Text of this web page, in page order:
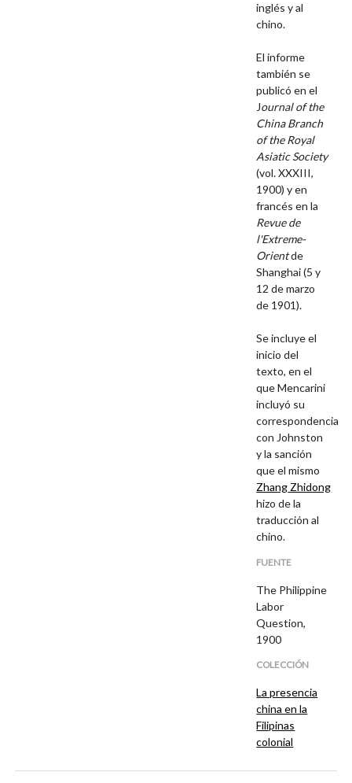
inglés y al
chino.
El informe
también se
publicó en el
Journal of the
China Branch
of the Royal
Asiatic Society
(vol. XXXIII,
1900) y en
francés en la
Revue de
l'Extreme-
Orientde
Shanghai (5 y
12 de marzo
de 1901).
Se incluye el
inicio del
texto, en el
que Mencarini
incluyó su
correspondencia
con Johnston
y la sanción
que el mismo
Zhang Zhidong
hizo de la
traducción al
chino.
FUENTE
The Philippine
Labor
Question,
1900
COLECCIÓN
La presencia
china en la
Filipinas
colonial